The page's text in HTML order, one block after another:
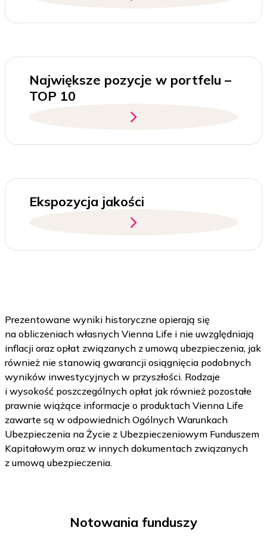
Największe pozycje w portfelu –
TOP 10
Ekspozycja jakości
Prezentowane wyniki historyczne opierają się
na obliczeniach własnych Vienna Life i nie uwzględniają
inflacji oraz opłat związanych z umową ubezpieczenia, jak
również nie stanowią gwarancji osiągnięcia podobnych
wyników inwestycyjnych w przyszłości. Rodzaje
i wysokość poszczególnych opłat jak również pozostałe
prawnie wiążące informacje o produktach Vienna Life
zawarte są w odpowiednich Ogólnych Warunkach
Ubezpieczenia na Życie z Ubezpieczeniowym Funduszem
Kapitałowym oraz w innych dokumentach związanych
z umową ubezpieczenia.
Notowania funduszy